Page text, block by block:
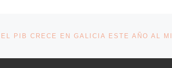
DE ENTRADAS